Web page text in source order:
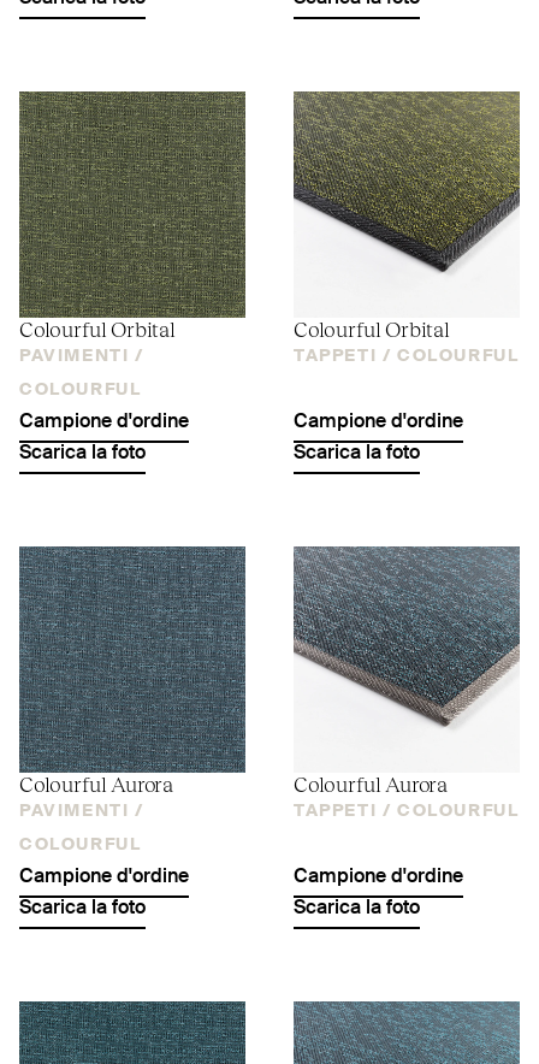
Colourful Orbital
PAVIMENTI /
COLOURFUL
Campione d'ordine
Scarica la foto
Colourful Orbital
TAPPETI / COLOURFUL
Campione d'ordine
Scarica la foto
Colourful Aurora
PAVIMENTI /
COLOURFUL
Campione d'ordine
Scarica la foto
Colourful Aurora
TAPPETI / COLOURFUL
Campione d'ordine
Scarica la foto